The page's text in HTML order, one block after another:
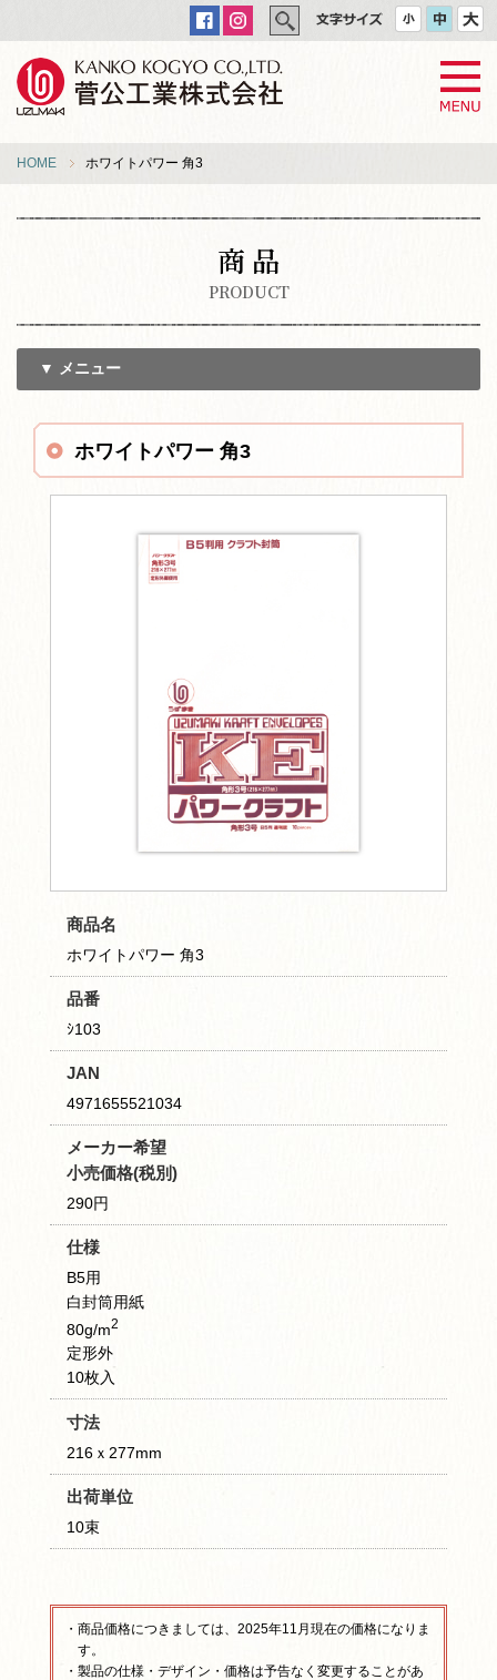
HOME ホワイトパワー 角3
商 品
PRODUCT
▼ メニュー
ホワイトパワー 角3
商品名
ホワイトパワー 角3
品番
ｼ103
JAN
4971655521034
メーカー希望
小売価格(税別)
290円
仕様
B5用
白封筒用紙
80g/m2
定形外
10枚入
寸法
216ｘ277mm
出荷単位
10束
・商品価格につきましては、2025年11月現在の価格になりま
す。
・製品の仕様・デザイン・価格は予告なく変更することがあ